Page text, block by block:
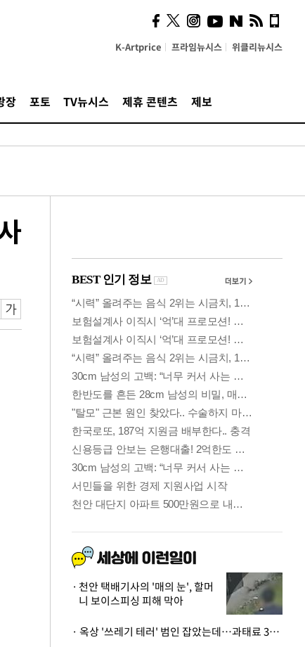
K-Artprice 프라임뉴시스 위클리뉴시스
장 포토 TV뉴시스 제휴 콘텐츠 제보
시, 스마트폰 액세서리에
NFC 더했다
천안 택배기사의 '매의 눈', 할머
니 보이스피싱 피해 막아
· 옥상 '쓰레기 테러' 범인 잡았는데…과태료 3만원 처분에 숙박업주 허탈